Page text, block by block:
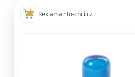
Reklama · to-chci.cz